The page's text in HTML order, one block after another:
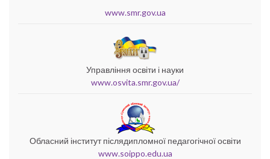
www.smr.gov.ua
Управління освіти і науки
www.osvita.smr.gov.ua/
Обласний інститут післядипломної педагогічної освіти
www.soippo.edu.ua